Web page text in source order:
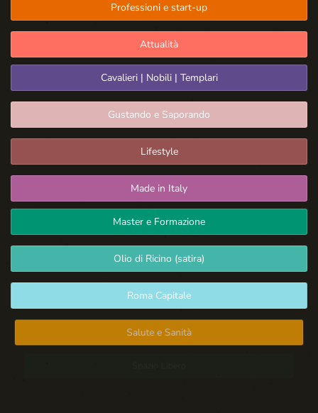
Professioni e start-up
Attualità
Cavalieri | Nobili | Templari
Gustando e Saporando
Lifestyle
Made in Italy
Master e Formazione
Olio di Ricino (satira)
Roma Capitale
Salute e Sanità